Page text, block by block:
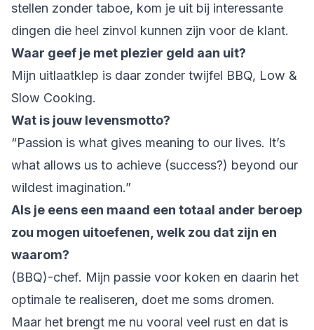
stellen zonder taboe, kom je uit bij interessante
dingen die heel zinvol kunnen zijn voor de klant.
Waar geef je met plezier geld aan uit?
Mijn uitlaatklep is daar zonder twijfel BBQ, Low &
Slow Cooking.
Wat is jouw levensmotto?
“Passion is what gives meaning to our lives. It’s
what allows us to achieve (success?) beyond our
wildest imagination.”
Als je eens een maand een totaal ander beroep
zou mogen uitoefenen, welk zou dat zijn en
waarom?
(BBQ)-chef. Mijn passie voor koken en daarin het
optimale te realiseren, doet me soms dromen.
Maar het brengt me nu vooral veel rust en dat is